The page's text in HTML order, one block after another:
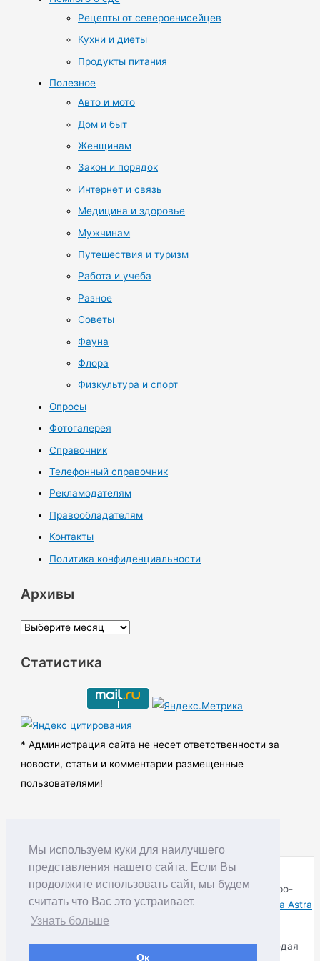
Мы используем куки для наилучшего
представления нашего сайта. Если Вы
продолжите использовать сайт, мы будем
считать что Вас это устраивает.
Узнать больше
Ок
Рецепты от североенисейцев
Кухни и диеты
Продукты питания
Полезное
Авто и мото
Дом и быт
Женщинам
Закон и порядок
Интернет и связь
Медицина и здоровье
Мужчинам
Путешествия и туризм
Работа и учеба
Разное
Советы
Фауна
Флора
Физкультура и спорт
Опросы
Фотогалерея
Справочник
Телефонный справочник
Рекламодателям
Правообладателям
Контакты
Политика конфиденциальности
Архивы
А
х
ы
Статистика
* Администрация сайта не несет ответственности за
новости, статьи и комментарии размещенные
пользователями!
Copyright © RUDNIK.MOBI 28.06.2008 - 2026 | Северо-
Енисейский округ Красноярского края | Powered by
Тема Astra
Копирование материалов разрешается только соблюдая